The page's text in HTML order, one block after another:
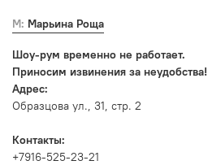
М: Марьина Роща
Шоу-рум временно не работает.
Приносим извинения за неудобства!
Адрес:
Образцова ул., 31, стр. 2
Контакты:
+7916-525-23-21